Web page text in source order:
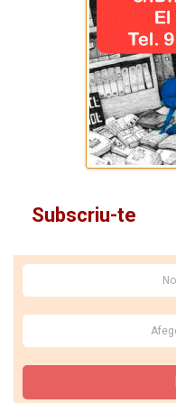
Subscriu-te